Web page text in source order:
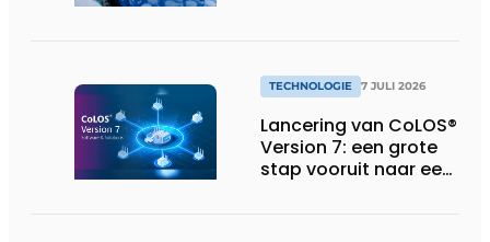
TECHNOLOGIE 7 JULI 2026
Lancering van CoLOS®
Version 7: een grote
stap vooruit naar een